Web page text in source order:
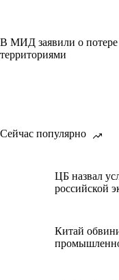
В МИД заявили о потере
территориями
Сейчас популярно
ЦБ назвал
российской
Китай